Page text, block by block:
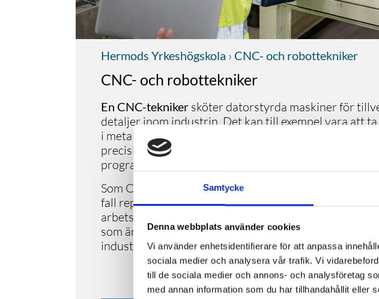
Samtycke
Denna webbplats använder cookies
Vi använder enhetsidentifierare för att anpassa
sociala medier och analysera vår trafik. Vi
till de sociala medier och annons- och analysföretag
med annan information som du har tillhandahållit eller
Hermods Yrkeshögskola › CNC- och robottekniker
CNC- och robottekniker
En CNC-tekniker sköter datorstyrda maskiner för
detaljer inom industrin. Det kan till exempel vara att
i metall eller hårdvara i plast genom att svarva, fräsa
precisionsarbete där maskinerna ställs in på
programmering och 3D-modelering.
Som CNC-tekniker är maskinen ditt ansvar att ställa in,
fall reparera. Industrigolvet är din arbetsplats men
arbetsverktyg. Via den ställer du in och styr
som är noggrann, tekniskt lagd och som vill ha en
industrin.